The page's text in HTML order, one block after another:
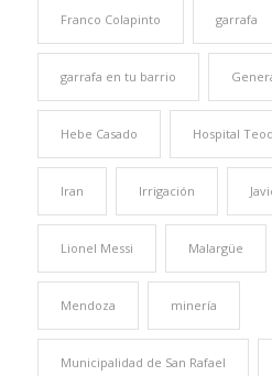
Franco Colapinto garrafa
garrafa en tu barrio
Hebe Casado Hospital
Iran Irrigación
Lionel Messi Malargüe
Mendoza minería
Municipalidad de San Rafael